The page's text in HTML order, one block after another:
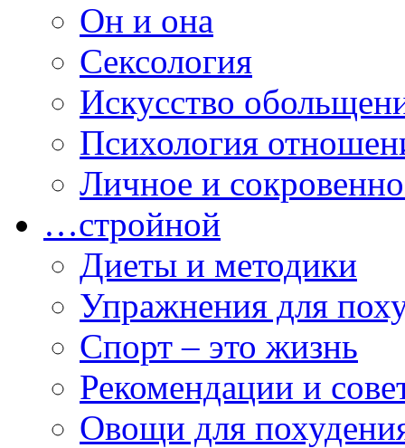
Он и она
Сексология
Искусство
Психология
Личное и
…стройной
Диеты и методики
Упражнения для
Спорт – это жизнь
Рекомендации и
Овощи для